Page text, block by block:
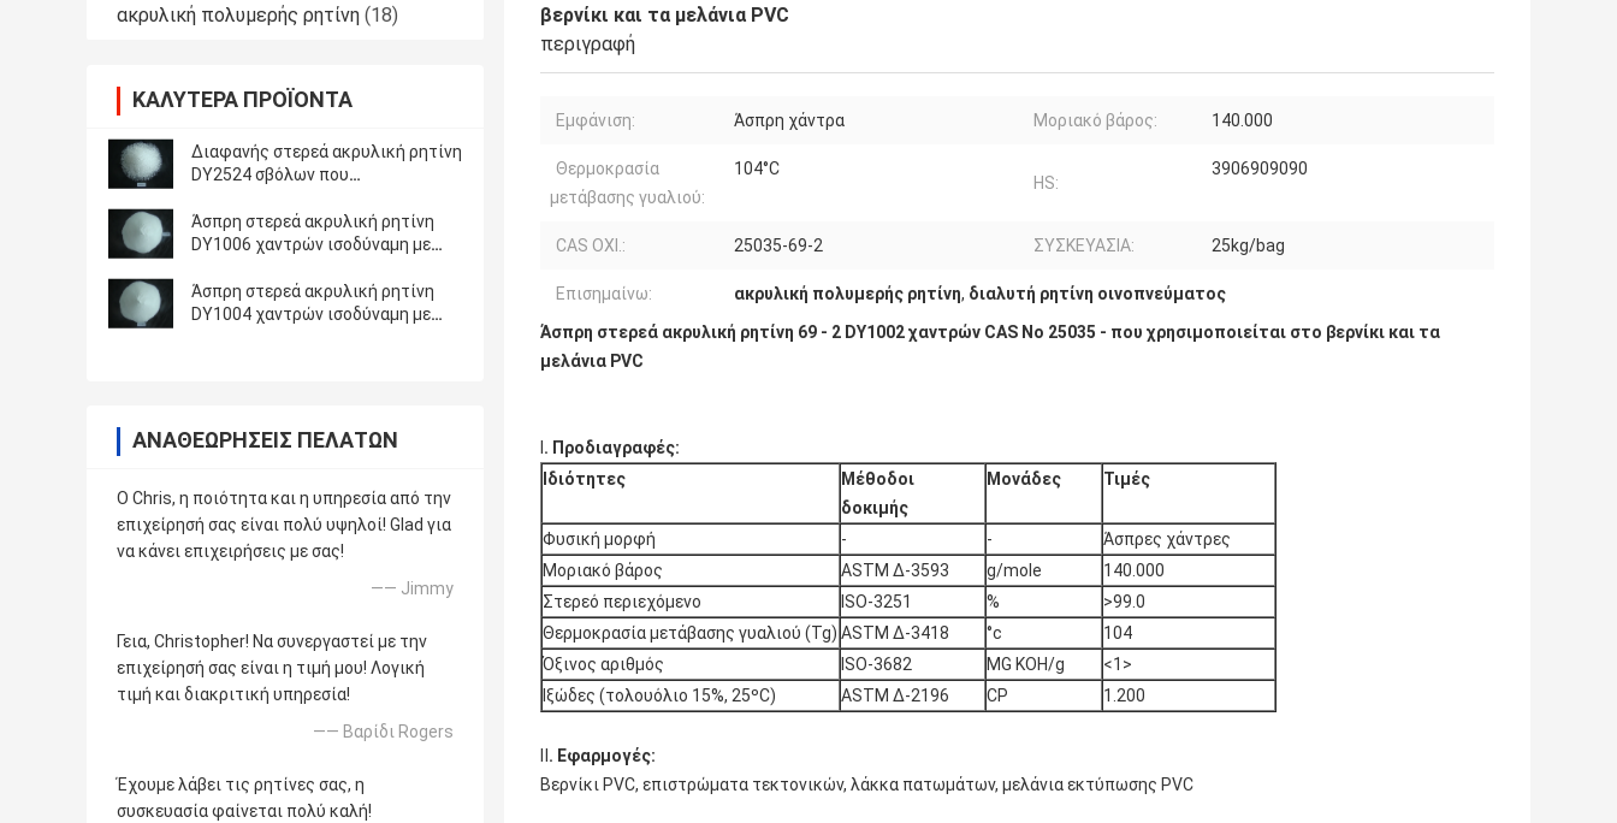
ακρυλική πολυμερής ρητίνη (18)
ΚΑΛΎΤΕΡΑ ΠΡΟΪΌΝΤΑ
Διαφανής στερεά ακρυλική ρητίνη
DY2524 σβόλων που
εκτύπωσης μεταφοράς νερού για
κεραμικό
Άσπρη στερεά ακρυλική ρητίνη
DY1006 χαντρών ισοδύναμη με
χρησιμοποιούνται στα
επιστρώματα
Άσπρη στερεά ακρυλική ρητίνη
DY1004 χαντρών ισοδύναμη με
ΑΝΑΘΕΩΡΉΣΕΙΣ ΠΕΛΑΤΏΝ
Ο Chris, η ποιότητα και η υπηρεσία από την
επιχείρησή σας είναι πολύ υψηλοί! Glad για
να κάνει επιχειρήσεις με σας!
—— Jimmy
Γεια, Christopher! Να συνεργαστεί με την
επιχείρησή σας είναι η τιμή μου! Λογική
τιμή και διακριτική υπηρεσία!
—— Βαρίδι Rogers
Έχουμε λάβει τις ρητίνες σας, η
συσκευασία φαίνεται πολύ καλή!
βερνίκι και τα μελάνια PVC
περιγραφή
Εμφάνιση: Άσπρη χάντρα Μοριακό βάρος: 140.000
Θερμοκρασία
μετάβασης γυαλιού:
104°C
HS:
3906909090
CAS ΟΧΙ.: 25035-69-2 ΣΥΣΚΕΥΑΣΙΑ: 25kg/bag
Επισημαίνω: ακρυλική πολυμερής ρητίνη, διαλυτή ρητίνη οινοπνεύματος
Άσπρη στερεά ακρυλική ρητίνη 69 - 2 DY1002 χαντρών CAS Νο 25035 - που χρησιμοποιείται στο βερνίκι και τα
μελάνια PVC
. Προδιαγραφές:
Ιδιότητες
Μέθοδοι
δοκιμής
Μονάδες Τιμές
Φυσική μορφή - -
Άσπρες χάντρες
Μοριακό βάρος
ASTM Δ-3593 g/mole
140.000
Στερεό περιεχόμενο
ISO-3251 %
>99.0
Θερμοκρασία μετάβασης γυαλιού (Tg) ASTM Δ-3418 °c
104
Όξινος αριθμός
ISO-3682 MG KOH/g
<1>
Ιξώδες (τολουόλιο 15%, 25ºC)
ASTM Δ-2196 CP 1.200
. Εφαρμογές:
Βερνίκι PVC, επιστρώματα τεκτονικών, λάκκα πατωμάτων, μελάνια εκτύπωσης PVC